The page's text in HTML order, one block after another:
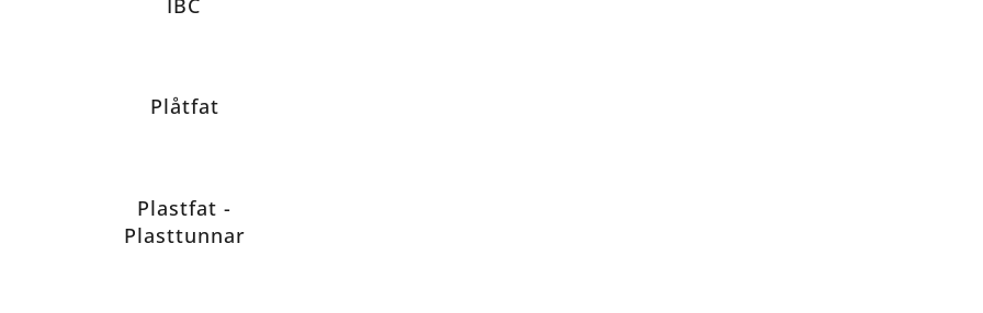
IBC
Plåtfat
Plastfat -
Plasttunnar